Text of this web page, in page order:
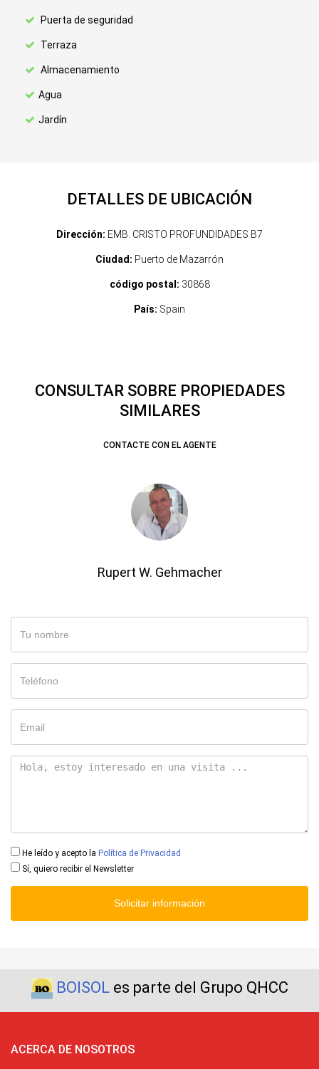
Puerta de seguridad
Terraza
Almacenamiento
Agua
Jardín
DETALLES DE UBICACIÓN
Dirección: EMB. CRISTO PROFUNDIDADES B7
Ciudad: Puerto de Mazarrón
código postal: 30868
País: Spain
CONSULTAR SOBRE PROPIEDADES
SIMILARES
CONTACTE CON EL AGENTE
Rupert W. Gehmacher
He leído y acepto la Política de Privacidad
Sí, quiero recibir el Newsletter
Solicitar información
BOISOLes parte del Grupo QHCC
ACERCA DE NOSOTROS